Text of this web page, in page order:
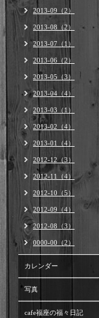
2013-09（2）
2013-08（2）
2013-07（1）
2013-06（2）
2013-05（3）
2013-04（4）
2013-03（1）
2013-02（4）
2013-01（4）
2012-12（3）
2012-11（4）
2012-10（5）
2012-09（4）
2012-08（3）
0000-00（2）
カレンダー
写真
cafe福座の福々日記